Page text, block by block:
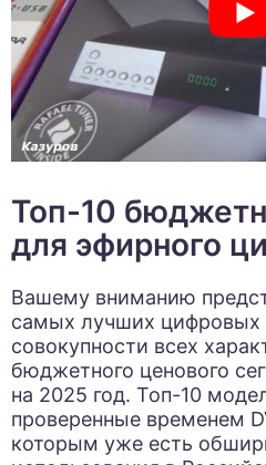
Топ-10
для эфирного
Вашему вниманию
самых лучших цифровых
совокупности всех
бюджетного ценового
на 2025 год. Топ-10
проверенные временем
которым уже есть